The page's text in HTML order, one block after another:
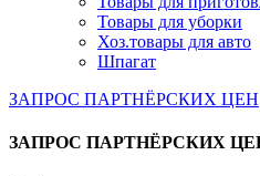
Товары для уборки
Хоз.товары для авто
Шпагат
ЗАПРОС ПАРТНЁРСКИХ ЦЕН
ЗАПРОС ПАРТНЁРСКИХ